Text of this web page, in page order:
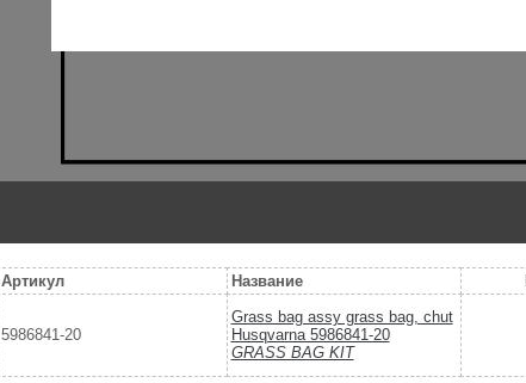
Артикул Название
5986841-20
Grass bag assy grass bag, chut
Husqvarna 5986841-20
GRASS BAG KIT